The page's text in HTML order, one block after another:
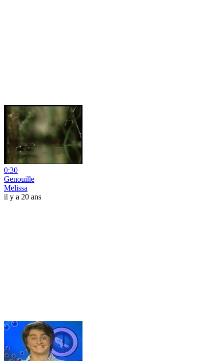
0:30
Genouille
Melissa
il y a 20 ans